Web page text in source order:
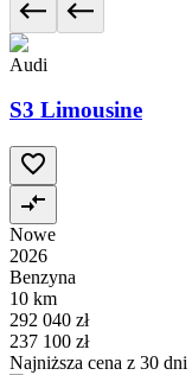
Audi
S3 Limousine
Nowe
2026
Benzyna
10 km
292 040 zł
237 100 zł
Najniższa cena z 30 dni